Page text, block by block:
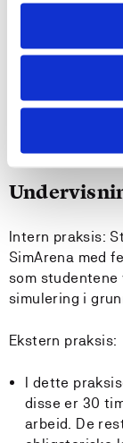
Krav til
Anbefalte
Bygger på
Intern praksis:
SimArena med
som
simulering i
Ekstern praksis:
I dette
disse er 30
arbeid. De